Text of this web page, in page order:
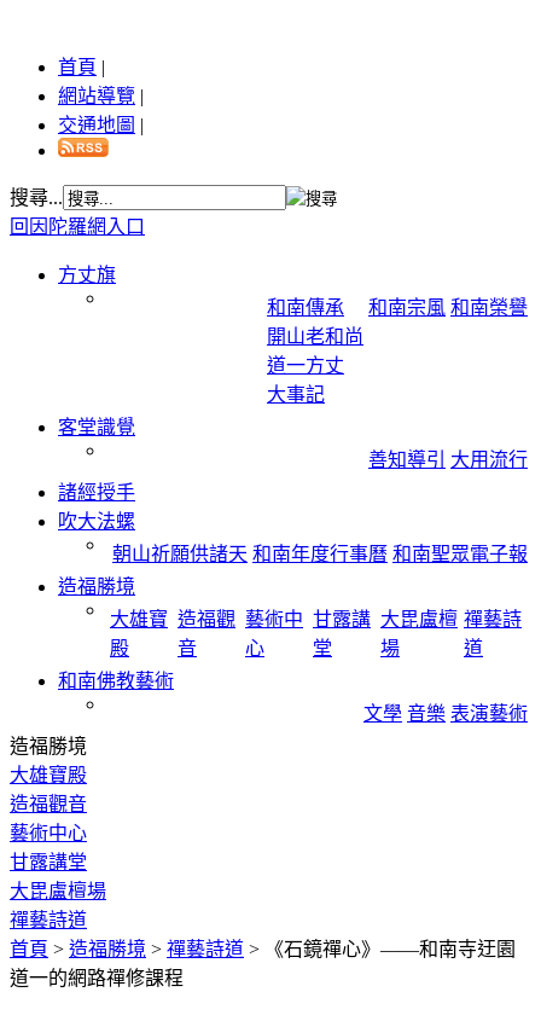
首頁 |
網站導覽 |
交通地圖 |
搜尋...
回因陀羅網入口
方丈旗
和南傳承
開山老和尚
道一方丈
大事記
和南宗風 和南榮譽
客堂識覺
善知導引
大用流行
諸經授手
吹大法螺
朝山祈願供諸天 和南年度行事曆 和南聖眾電子報
造福勝境
大雄寶
殿
造福觀
音
藝術中
心
甘露講
堂
大毘盧檀
場
禪藝詩
道
和南佛教藝術
文學 音樂 表演藝術
造福勝境
大雄寶殿
造福觀音
藝術中心
甘露講堂
大毘盧檀場
禪藝詩道
首頁 > 造福勝境 > 禪藝詩道 >
《石鏡禪心》——和南寺迂園
道一的網路禪修課程